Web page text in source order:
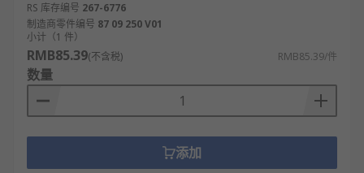
RS 库存编号 267-6776
制造商零件编号 87 09 250 V01
小计（1 件）
RMB85.39(不含税) RMB85.39/件
数量
添加